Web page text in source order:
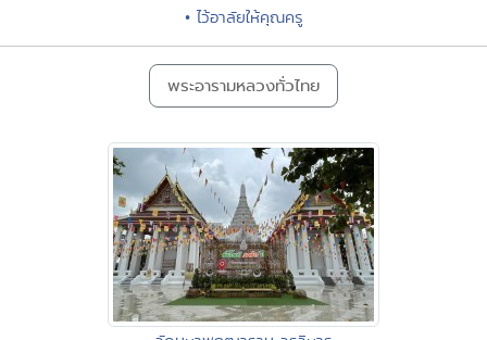
• ไว้อาลัยให้คุณครู
พระอารามหลวงทั่วไทย